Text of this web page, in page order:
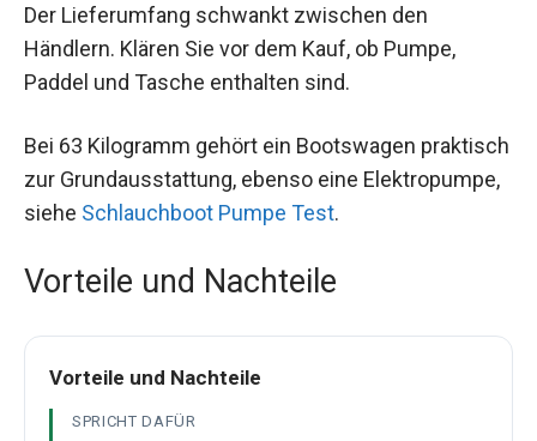
Der Lieferumfang schwankt zwischen den
Händlern. Klären Sie vor dem Kauf, ob Pumpe,
Paddel und Tasche enthalten sind.
Bei 63 Kilogramm gehört ein Bootswagen praktisch
zur Grundausstattung, ebenso eine Elektropumpe,
siehe Schlauchboot Pumpe Test.
Vorteile und Nachteile
Vorteile und Nachteile
SPRICHT DAFÜR